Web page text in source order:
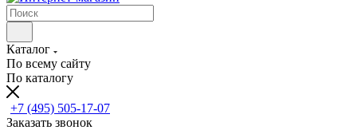
Каталог
По всему сайту
По каталогу
+7 (495) 505-17-07
Заказать звонок